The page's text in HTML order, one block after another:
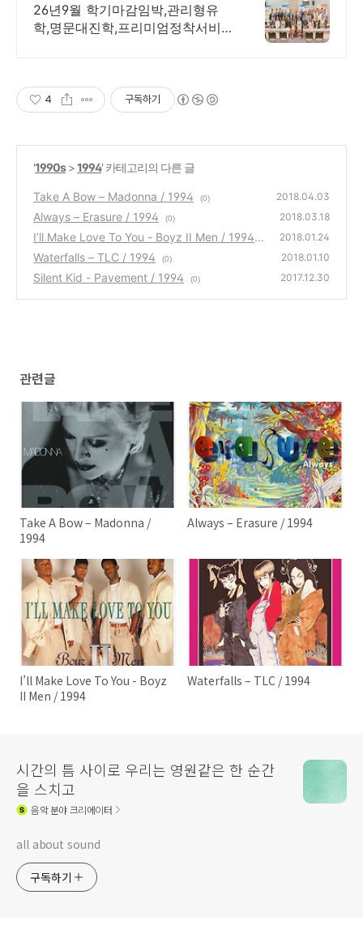
26년9월 학기마감임박,관리형유
학,명문대진학,프리미엄정착서비
4 구독하기
'1990s>1994' 카테고리의 다른 글
Take A Bow – Madonna / 1994 (0) 2018.04.03
Always – Erasure / 1994 (0) 2018.03.18
I’ll Make Love To You - Boyz II Men / 1994
(0)
2018.01.24
Waterfalls – TLC / 1994 (0) 2018.01.10
Silent Kid - Pavement / 1994 (0) 2017.12.30
관련글
Take A Bow – Madonna /
1994
Always – Erasure / 1994
I’ll Make Love To You - Boyz
II Men / 1994
Waterfalls – TLC / 1994
시간의 틈 사이로 우리는 영원같은 한 순간
을 스치고
음악분야 크리에이터
all about sound
구독하기